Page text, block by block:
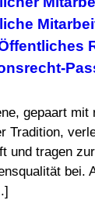
gepaart mit
Tradition,
und tragen
bei.